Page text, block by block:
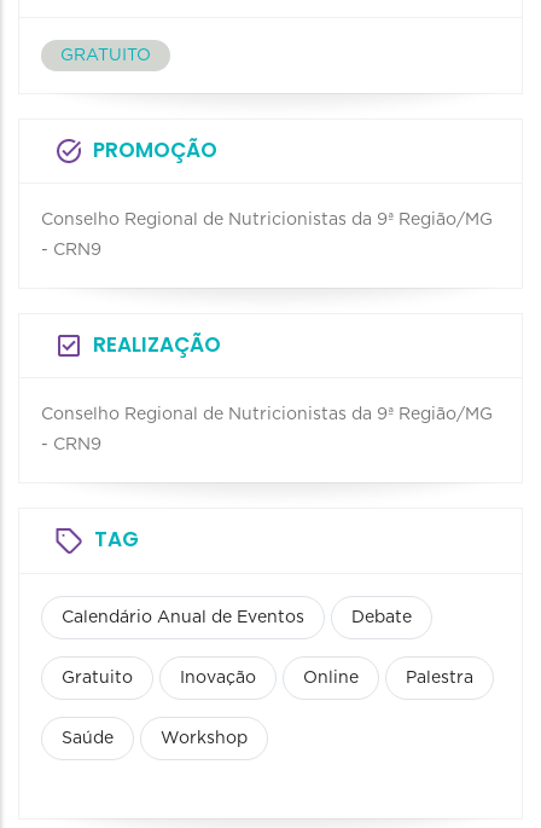
GRATUITO
PROMOÇÃO
Conselho Regional de Nutricionistas da 9ª Região/MG
- CRN9
REALIZAÇÃO
Conselho Regional de Nutricionistas da 9ª Região/MG
- CRN9
TAG
Calendário Anual de Eventos Debate
Gratuito Inovação Online Palestra
Saúde Workshop